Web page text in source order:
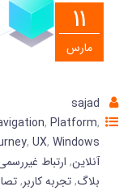
11
مارس
sajad
, Platform,
, UX, Windows
آنلاین, ارتباط
بلاگ,تجربه کاربر,